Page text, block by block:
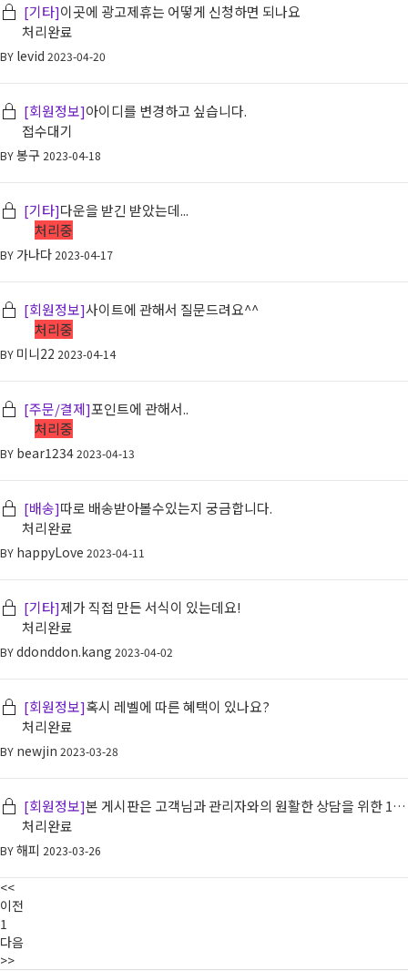
[기타]이곳에 광고제휴는 어떻게 신청하면 되나요
처리완료
BY levid 2023-04-20
[회원정보]아이디를 변경하고 싶습니다.
접수대기
BY봉구 2023-04-18
[기타]다운을 받긴 받았는데...
처리중
BY 가나다 2023-04-17
[회원정보]사이트에 관해서 질문드려요^^
처리중
BY 미니22 2023-04-14
[주문/결제]포인트에 관해서..
처리중
BY bear12342023-04-13
[배송]따로 배송받아볼수있는지 궁금합니다.
처리완료
BY happyLove 2023-04-11
[기타]제가 직접 만든 서식이 있는데요!
처리완료
BYddonddon.kang 2023-04-02
[회원정보]혹시 레벨에 따른 혜택이 있나요?
처리완료
BY newjin 2023-03-28
[회원정보]본 게시판은 고객님과 관리자와의 원활한 상담을 위한 1:1
고객상담 게시판입니다.
처리완료
BY해피 2023-03-26
<<
이전
1
다음
>>